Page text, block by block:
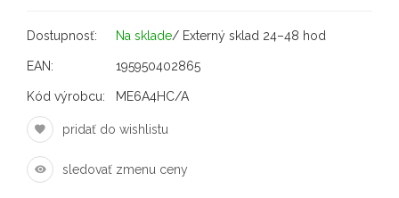
Dostupnosť: Na sklade/ Externý sklad 24–48 hod
EAN: 195950402865
Kód výrobcu: ME6A4HC/A
pridať do wishlistu
sledovať zmenu ceny